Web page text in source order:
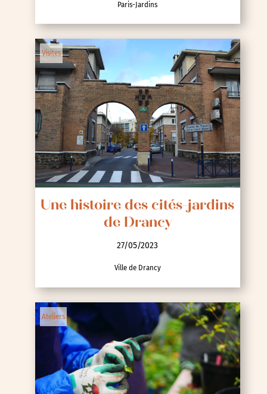
Paris-Jardins
Visites
Une histoire des cités-jardins
de Drancy
27/05/2023
Ville de Drancy
Ateliers